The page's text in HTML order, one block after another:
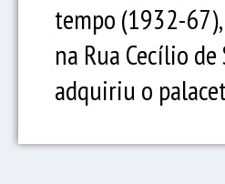
tempo (1932-
na Rua Cecílio
adquiriu o